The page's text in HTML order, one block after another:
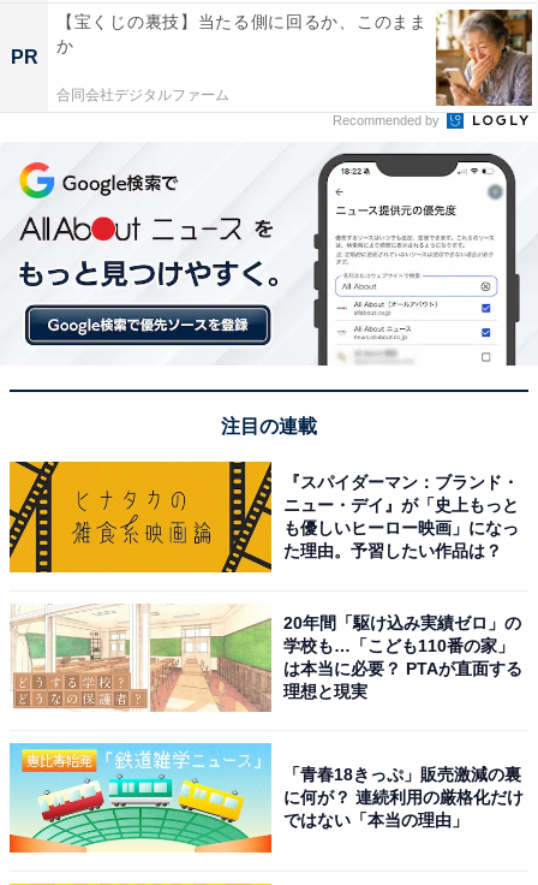
楽天トラベルでホテルを見る
「水上温泉 源泉湯の宿 松乃井」の口コミは？
ミが寄せられています。
種類豊富な食事を楽しめました
PR
【宝くじの裏技】当たる側に回るか、このまま
か
合同会社デジタルファーム
Recommended by
注目の連載
『スパイダーマン：ブランド・
ニュー・デイ』が「史上もっと
も優しいヒーロー映画」になっ
た理由。予習したい作品は？
20年間「駆け込み実績ゼロ」の
学校も…「こども110番の家」
は本当に必要？ PTAが直面する
理想と現実
「青春18きっぷ」販売激減の裏
に何が？ 連続利用の厳格化だけ
ではない「本当の理由」